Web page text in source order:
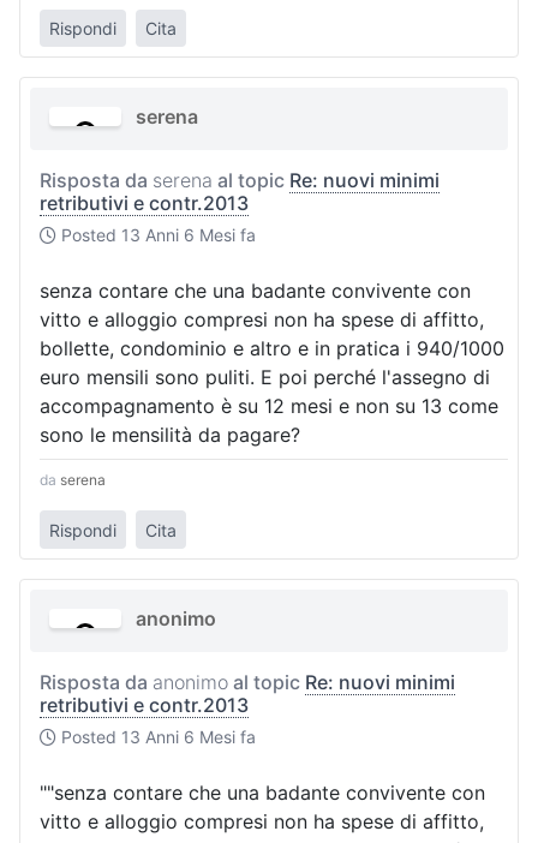
Rispondi Cita
serena
Risposta da serena al topic Re: nuovi minimi
retributivi e contr.2013
Posted 13 Anni 6 Mesi fa
senza contare che una badante convivente con
vitto e alloggio compresi non ha spese di affitto,
bollette, condominio e altro e in pratica i 940/1000
euro mensili sono puliti. E poi perché l'assegno di
accompagnamento è su 12 mesi e non su 13 come
sono le mensilità da pagare?
da serena
Rispondi Cita
anonimo
Risposta da anonimo al topic Re: nuovi minimi
retributivi e contr.2013
Posted 13 Anni 6 Mesi fa
""senza contare che una badante convivente con
vitto e alloggio compresi non ha spese di affitto,